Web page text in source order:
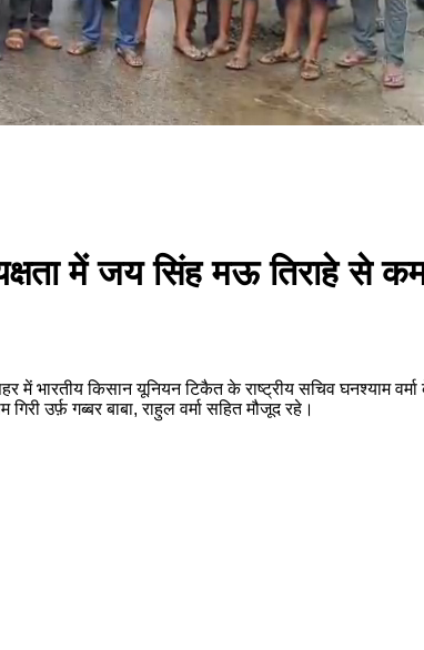
में जय सिंह मऊ तिराहे से
भारतीय किसान यूनियन टिकैत के राष्ट्रीय सचिव घनश्याम
उर्फ़ गब्बर बाबा, राहुल वर्मा सहित मौजूद रहे।